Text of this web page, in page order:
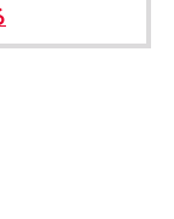
Settings